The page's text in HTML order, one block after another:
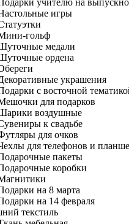
учителю на
игры
гольф
медали
ордена
украшения
с восточной
для подарков
воздушные
к свадьбе
для очков
для телефонов и
пакеты
коробки
на 8 марта
на 14 февраля
текстиль